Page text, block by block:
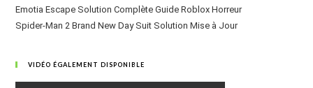
Emotia Escape Solution Complète Guide Roblox Horreur
Spider-Man 2 Brand New Day Suit Solution Mise à Jour
VIDÉO ÉGALEMENT DISPONIBLE